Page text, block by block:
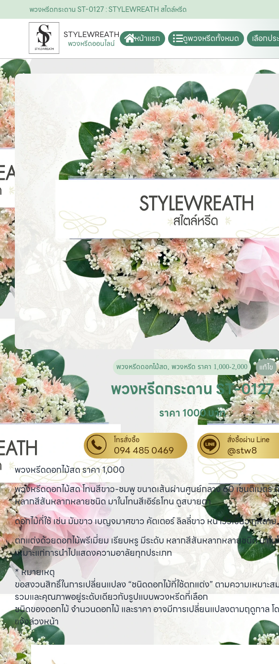
พวงหรีดกระดาน ST-0127 : STYLEWREATH สไตล์หรีด
STYLEWREATH
พวงหรีดออนไลน์ หน้าแรก ดูพวงหรีดทั้งหมด เลือกป
พวงหรีดดอกไม้สด,พวงหรีด ราคา 1,000-2,000 แก้ไข
พวงหรีดกระดาน ST-0127
ราคา 1000 บาท
โทรสั่งซื้อ
094 485 0469
สั่งซื้อผ่าน Line
@stw8
พวงหรีดดอกไม้สด ราคา 1,000
พวงหรีดดอกไม้สด โทนสีขาว-ชมพู ขนาดเส้นผ่านศูนย์กลาง 60 เซนติเมตร
หลากสีสันหลากหลายชนิด มาในโทนสีเอิร์ธโทน ดูสบายตา
ดอกไม้ที่ใช้ เช่น มัมขาว เบญจมาศขาว คัตเตอร์ ลิลลี่ขาว หน้าวัวเขียว กุหลาบ
ตกแต่งด้วยดอกไม้พรีเมี่ยม เรียบหรู มีระดับ หลากสีสันหลากหลายชนิด มาใน
เหมาะแก่การนำไปแสดงความอาลัยทุกประเภท
* หมายเหตุ
ขอสงวนสิทธิ์ในการเปลี่ยนแปลง “ชนิดดอกไม้ที่ใช้ตกแต่ง” ตามความเหมาะส
รวมและคุณภาพอยู่ระดับเดียวกับรูปแบบพวงหรีดที่เลือก
ชนิดของดอกไม้ จำนวนดอกไม้ และราคา อาจมีการเปลี่ยนแปลงตามฤดูกาล
แจ้งล่วงหน้า